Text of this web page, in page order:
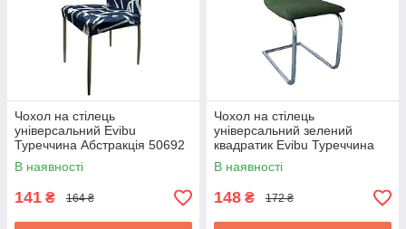
Чохол на стілець
універсальний Evibu
Туреччина Абстракція 50692
синій ID 4630633
В наявності
141 ₴ 164 ₴
Чохол на стілець
універсальний зелений
квадратик Evibu Туреччина
50678 ID 4627439
В наявності
148 ₴ 172 ₴